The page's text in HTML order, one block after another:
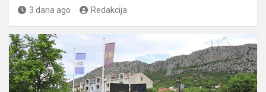
3 dana ago Redakcija